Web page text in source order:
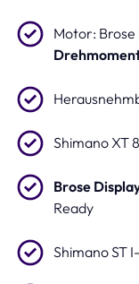
Motor: Brose
Shimano XT
Brose
Ready
Shimano ST